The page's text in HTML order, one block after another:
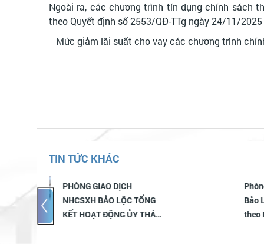
Ngoài ra, các chương trình tín dụng chính sách
theo Quyết định số 2553/QĐ-TTg ngày 24/11/
Mức giảm lãi suất cho vay các chương trình
TIN TỨC KHÁC
Phòng giao dịch NHCSXH
Bảo Lộc triển khai cho vay
theo Nghị quyết số